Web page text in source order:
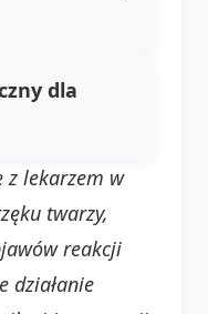
dla
z lekarzem w
twarzy,
reakcji
działanie